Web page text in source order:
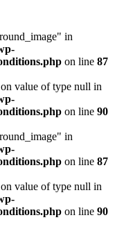
in
on line 87
value of type null in
on line 90
in
on line 87
value of type null in
on line 90